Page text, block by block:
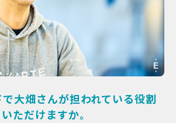
大畑さんが担われている役割
ただけますか。